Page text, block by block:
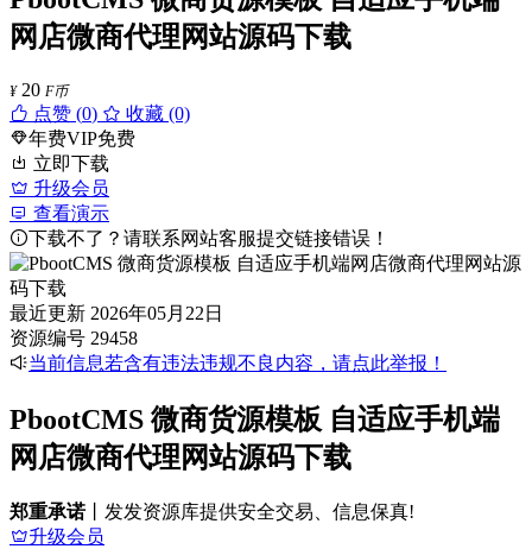
网店微商代理网站源码下载
¥ 20 F币
点赞 (0)
收藏 (0)
年费VIP免费
立即下载
升级会员
查看演示
下载不了？请联系网站客服提交链接错误！
最近更新 2026年05月22日
资源编号 29458
当前信息若含有违法违规不良内容，请点此举报！
PbootCMS 微商货源模板 自适应手机端
网店微商代理网站源码下载
郑重承诺丨发发资源库提供安全交易、信息保真!
升级会员